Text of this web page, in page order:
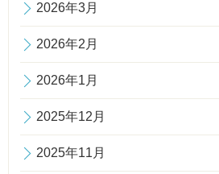
2026年3月
2026年2月
2026年1月
2025年12月
2025年11月